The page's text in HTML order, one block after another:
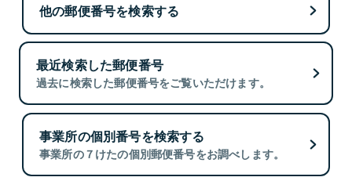
他の郵便番号を検索する
最近検索した郵便番号
過去に検索した郵便番号をご覧いただけます。
事業所の個別番号を検索する
事業所の７けたの個別郵便番号をお調べします。